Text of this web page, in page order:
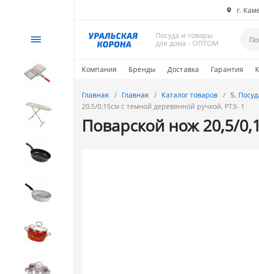
г.
Посуда и товары
для дома - ОПТОМ
Компания Бренды Доставка Гарантия
Каталог
СЕЗОННЫЙ товар
Главная Главная Каталог товаров 5.
20,5/0,15см с темной деревянной ручкой, РТЗ- 1
Поварской нож 20,5/